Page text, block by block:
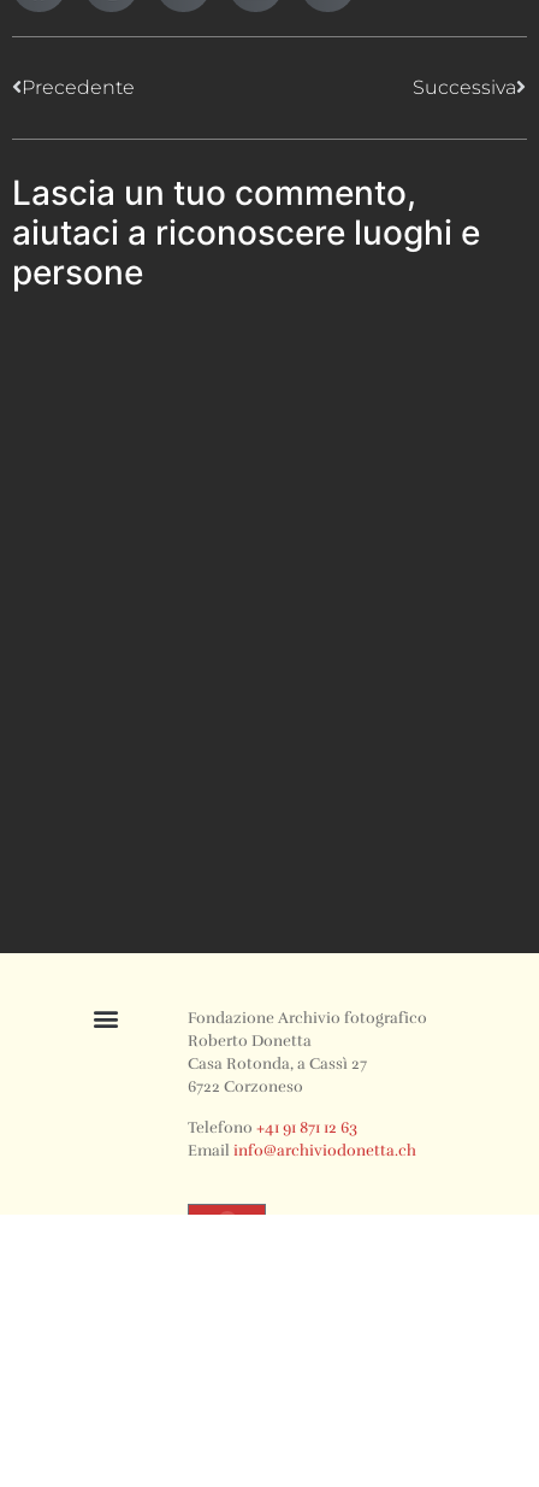
Precedente Successiva
Lascia un tuo commento,
aiutaci a riconoscere luoghi e
persone
Fondazione Archivio fotografico
Roberto Donetta
Casa Rotonda, a Cassì 27
6722 Corzoneso
Telefono+41 91 871 12 63
Emailinfo@archiviodonetta.ch
0